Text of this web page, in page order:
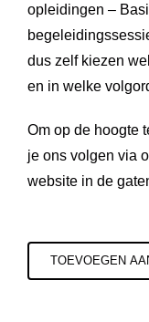
opleidingen –
dus zelf kiezen
en in welke
Om op de hoogte
je ons volgen via
website in de
TOEVOEGEN